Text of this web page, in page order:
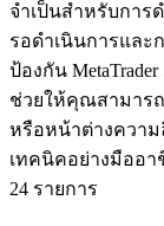
จําเป็นสําหรับการ
รอดําเนินการและก
ป้องกัน
ช่วยให้คุณสามาร
หรือหน้าต่างความ
เทคนิคอย่างมืออา
24 รายการ